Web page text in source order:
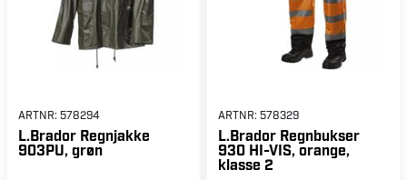
ARTNR: 578294
L.Brador Regnjakke
903PU, grøn
ARTNR: 578329
L.Brador Regnbukser
930 HI-VIS, orange,
klasse 2